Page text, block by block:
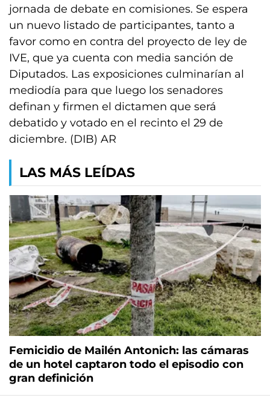
jornada de debate en comisiones. Se espera
un nuevo listado de participantes, tanto a
favor como en contra del proyecto de ley de
IVE, que ya cuenta con media sanción de
Diputados. Las exposiciones culminarían al
mediodía para que luego los senadores
definan y firmen el dictamen que será
debatido y votado en el recinto el 29 de
diciembre. (DIB) AR
LAS MÁS LEÍDAS
Femicidio de Mailén Antonich: las cámaras
de un hotel captaron todo el episodio con
gran definición